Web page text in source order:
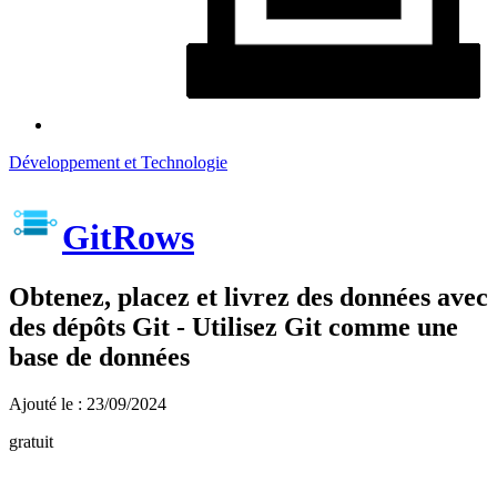
Développement et Technologie
GitRows
Obtenez, placez et livrez des données avec
des dépôts Git - Utilisez Git comme une
base de données
Ajouté le : 23/09/2024
gratuit